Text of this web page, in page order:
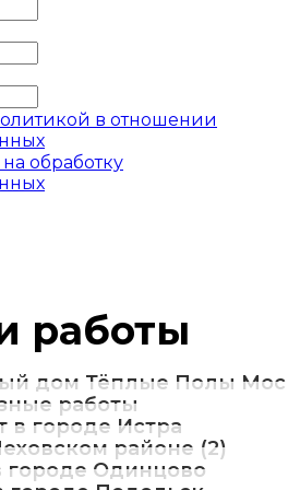
в отношении
обработку
работы
дом Тёплые Полы
работы
в городе Истра
районе (2)
городе Одинцово